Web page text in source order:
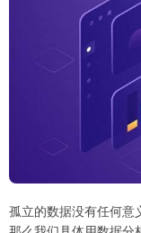
孤立的数据没有任何意